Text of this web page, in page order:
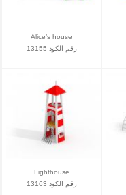
Alice’s house
رقم الكود 13155
Lighthouse
رقم الكود 13163